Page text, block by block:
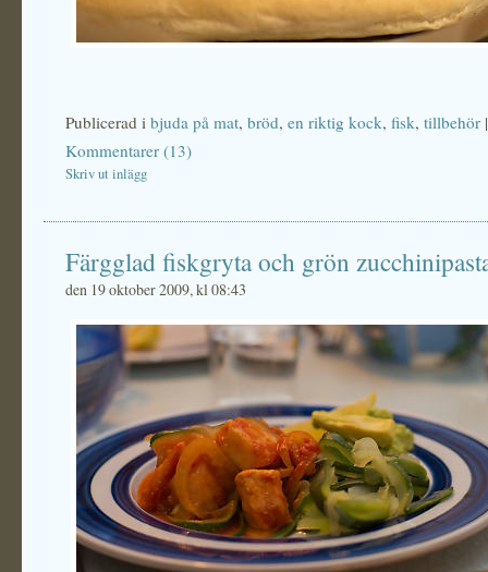
Publicerad i bjuda på mat, bröd, en riktig kock, fisk, tillbehör |
Kommentarer (13)
Skriv ut inlägg
Färgglad fiskgryta och grön
den 19 oktober 2009, kl 08:43